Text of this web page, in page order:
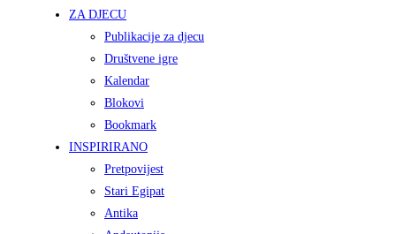
ZA DJECU
Publikacije za djecu
Društvene igre
Kalendar
Blokovi
Bookmark
INSPIRIRANO
Pretpovijest
Stari Egipat
Antika